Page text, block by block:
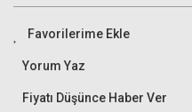
Yorum Yaz
Fiyatı Düşünce Haber Ver